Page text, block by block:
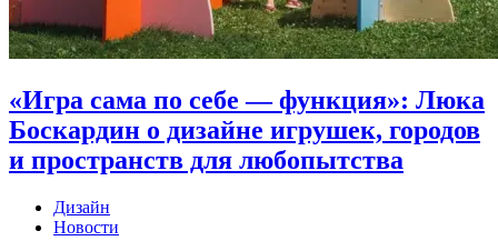
«Игра сама по себе — функция»: Люка
Боскардин о дизайне игрушек, городов
и пространств для любопытства
Дизайн
Новости